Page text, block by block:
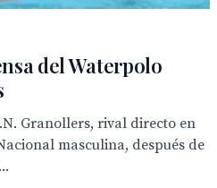
del Waterpolo
Granollers, rival directo en
masculina, después de